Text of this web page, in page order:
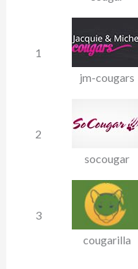
1
jm-cougars
2
socougar
3
cougarilla